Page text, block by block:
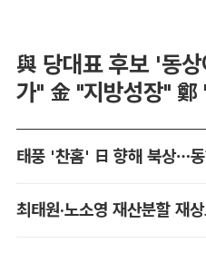
與 당대표 후보 '동
가" 金 "지방성장" 鄭
태풍 '찬홈' 日 향해 북상…
최태원·노소영 재산분할 재